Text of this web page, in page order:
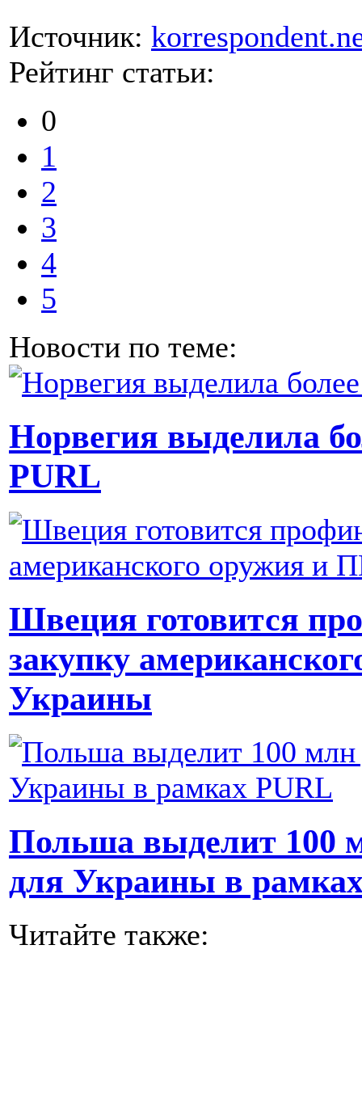
Источник:
Рейтинг статьи:
0
1
2
3
4
5
Новости по теме:
Норвегия выделила
PURL
Швеция готовится
закупку
Украины
Польша выделит 100
для Украины в
Читайте также: